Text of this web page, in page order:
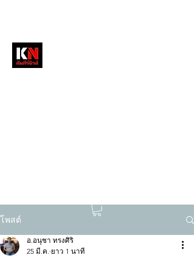
โพสต์
อ.อนุชา ทรงศิริ
25 มี.ค. ยาว 1 นาที